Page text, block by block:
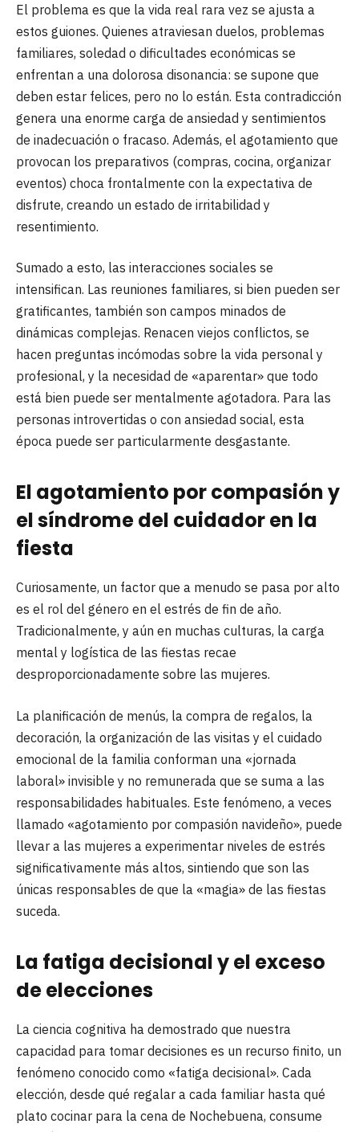
El problema es que la vida real rara vez se ajusta a
estos guiones. Quienes atraviesan duelos, problemas
familiares, soledad o dificultades económicas se
enfrentan a una dolorosa disonancia: se supone que
deben estar felices, pero no lo están. Esta contradicción
genera una enorme carga de ansiedad y sentimientos
de inadecuación o fracaso. Además, el agotamiento que
provocan los preparativos (compras, cocina, organizar
eventos) choca frontalmente con la expectativa de
disfrute, creando un estado de irritabilidad y
resentimiento.
Sumado a esto, las interacciones sociales se
intensifican. Las reuniones familiares, si bien pueden ser
gratificantes, también son campos minados de
dinámicas complejas. Renacen viejos conflictos, se
hacen preguntas incómodas sobre la vida personal y
profesional, y la necesidad de «aparentar» que todo
está bien puede ser mentalmente agotadora. Para las
personas introvertidas o con ansiedad social, esta
época puede ser particularmente desgastante.
El agotamiento por compasión y
el síndrome del cuidador en la
fiesta
Curiosamente, un factor que a menudo se pasa por alto
es el rol del género en el estrés de fin de año.
Tradicionalmente, y aún en muchas culturas, la carga
mental y logística de las fiestas recae
desproporcionadamente sobre las mujeres.
La planificación de menús, la compra de regalos, la
decoración, la organización de las visitas y el cuidado
emocional de la familia conforman una «jornada
laboral» invisible y no remunerada que se suma a las
responsabilidades habituales. Este fenómeno, a veces
llamado «agotamiento por compasión navideño», puede
llevar a las mujeres a experimentar niveles de estrés
significativamente más altos, sintiendo que son las
únicas responsables de que la «magia» de las fiestas
suceda.
La fatiga decisional y el exceso
de elecciones
La ciencia cognitiva ha demostrado que nuestra
capacidad para tomar decisiones es un recurso finito, un
fenómeno conocido como «fatiga decisional». Cada
elección, desde qué regalar a cada familiar hasta qué
plato cocinar para la cena de Nochebuena, consume